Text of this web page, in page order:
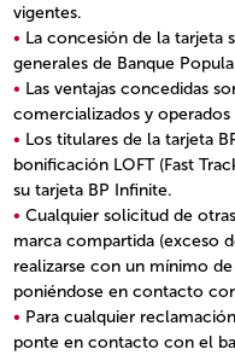
vigentes.
La concesión de la tarjeta
generales de Banque
Las ventajas concedidas
comercializados y
Los titulares de la tarjeta
bonificación LOFT (Fast
su tarjeta BP Infinite.
Cualquier solicitud de
marca compartida (exceso
realizarse con un mínimo
poniéndose en contacto
Para cualquier
ponte en contacto con el